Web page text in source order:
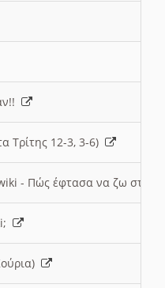
Τρίτης 12-3, 3-6)
- Πώς έφτασα να ζω στην